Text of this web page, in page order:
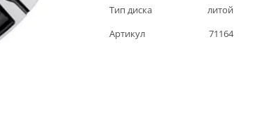
Тип диска
литой
Артикул
71164